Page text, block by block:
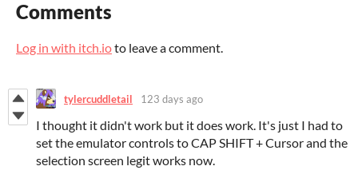
Comments
Log in with itch.ioto leave a comment.
tylercuddletail 123 days ago
I thought it didn't work but it does work. It's just I had to
set the emulator controls to CAP SHIFT + Cursor and the
selection screen legit works now.